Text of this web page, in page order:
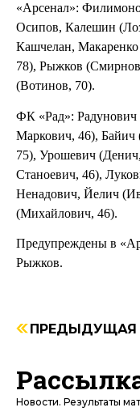
«Арсенал»:
Осипов, Калешин
Кашчелан,
78), Рыжков
(Вотинов, 70).
ФК «Рад»:
Маркович, 46),
75), Урошевич
Станоевич, 46),
Ненадович, Йелич
(Михайлович, 46).
Предупреждены в
Рыжков.
ПРЕДЫДУЩАЯ
Новости. Результаты